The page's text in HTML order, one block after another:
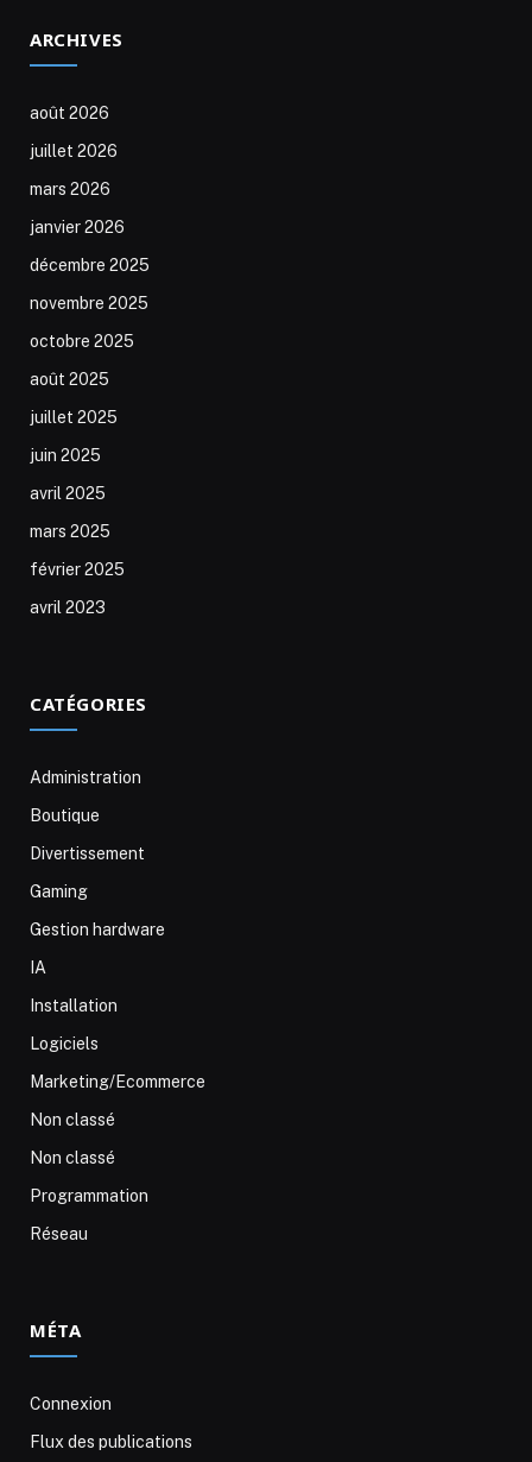
ARCHIVES
août 2026
juillet 2026
mars 2026
janvier 2026
décembre 2025
novembre 2025
octobre 2025
août 2025
juillet 2025
juin 2025
avril 2025
mars 2025
février 2025
avril 2023
CATÉGORIES
Administration
Boutique
Divertissement
Gaming
Gestion hardware
IA
Installation
Logiciels
Marketing/Ecommerce
Non classé
Non classé
Programmation
Réseau
MÉTA
Connexion
Flux des publications